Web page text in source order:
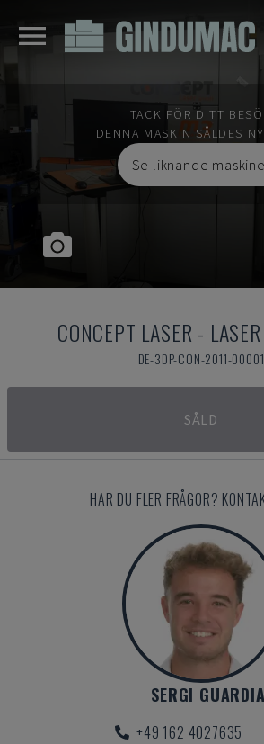
TACK FÖR DITT
DENNA MASKIN SÅLDES
Se liknande
CONCEPT LASER -
DE-3DP-CON-2011-00001
SÅLD
HAR DU FLER FRÅGOR?
SERGI GUARDIA
+49 162 4027635